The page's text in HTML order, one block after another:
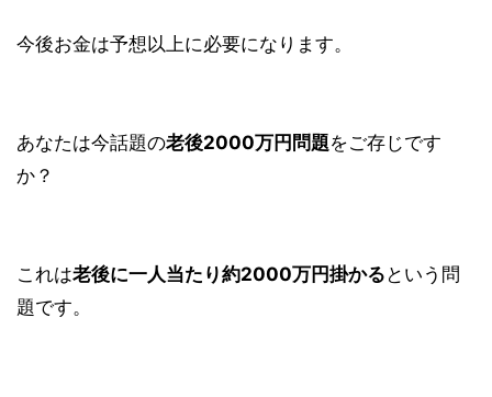
今後お金は予想以上に必要になります。
あなたは今話題の老後2000万円問題をご存じです
か？
これは老後に一人当たり約2000万円掛かる という問
題です。